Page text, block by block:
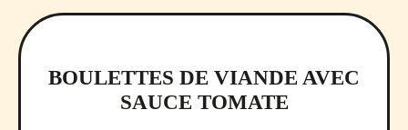
BOULETTES DE VIANDE AVEC
SAUCE TOMATE